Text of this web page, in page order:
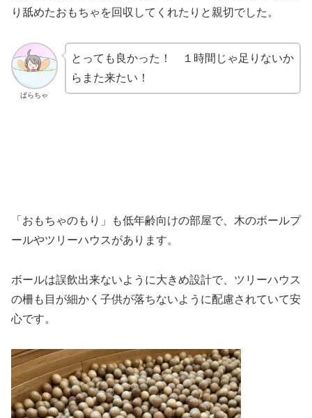
り舐めたおもちゃを回収してくれたりと親切でした。
ばらちゃ
とっても良かった！ １時間じゃ足りないか
らまた来たい！
「おもちゃのもり」も低年齢向けの部屋で、木のボールプ
ールやツリーハウスがあります。
ボールは誤飲出来ないように大きめ設計で、ツリーハウス
の柵も目が細かく子供が落ちないように配慮されていて安
心です。